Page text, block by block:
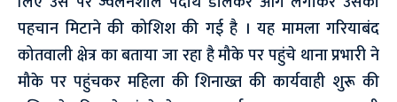
पहचान मिटाने की कोशिश की गई है । यह मामला गरियाबंद
कोतवाली क्षेत्र का बताया जा रहा है मौके पर पहुंचे थाना प्रभारी ने
मौके पर पहुंचकर महिला की शिनाख्त की कार्यवाही शुरू की